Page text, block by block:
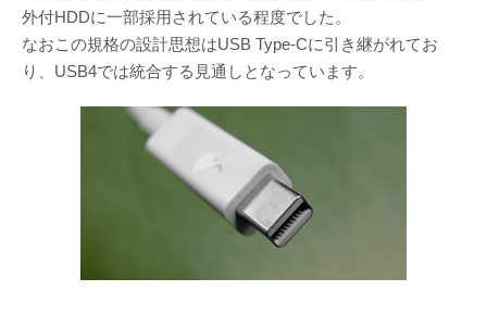
外付HDDに一部採用されている程度でした。
なおこの規格の設計思想はUSB Type-Cに引き継がれてお
り、USB4では統合する見通しとなっています。